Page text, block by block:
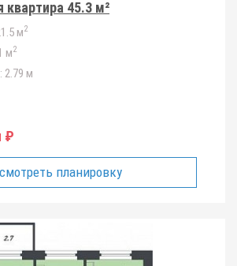
квартира 45.3 м²
м2
м2
2.79 м
₽
планировку